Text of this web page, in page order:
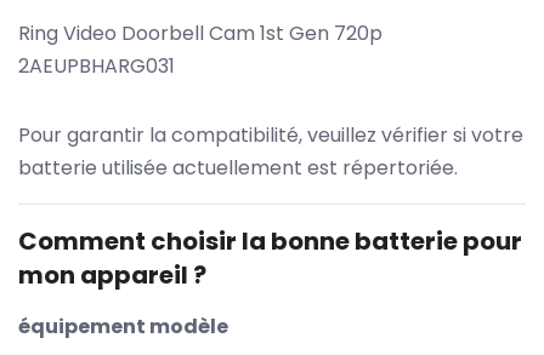
Ring Video Doorbell Cam 1st Gen 720p
2AEUPBHARG031
Pour garantir la compatibilité, veuillez vérifier si votre
batterie utilisée actuellement est répertoriée.
Comment choisir la bonne batterie pour
mon appareil ?
équipement modèle